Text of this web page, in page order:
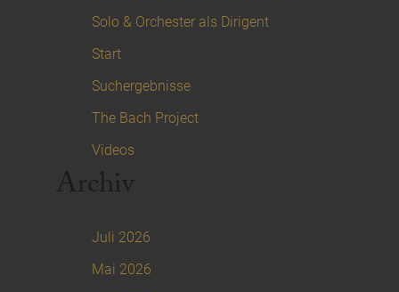
Solo & Orchester als Dirigent
Start
Suchergebnisse
The Bach Project
Videos
Archiv
Juli 2026
Mai 2026